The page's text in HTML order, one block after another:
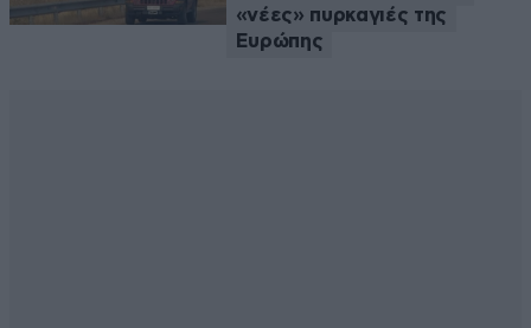
«νέες» πυρκαγιές της
Ευρώπης